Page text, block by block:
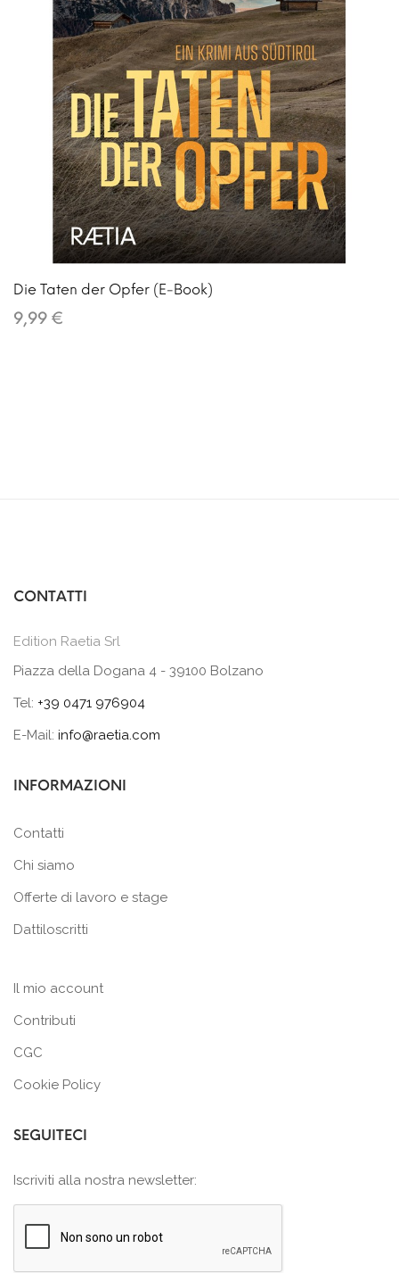
Die Taten der Opfer (E-Book)
9,99 €
CONTATTI
Edition Raetia Srl
Piazza della Dogana 4 - 39100 Bolzano
Tel: +39 0471 976904
E-Mail: info@raetia.com
INFORMAZIONI
Contatti
Chi siamo
Offerte di lavoro e stage
Dattiloscritti
Il mio account
Contributi
CGC
Cookie Policy
SEGUITECI
Iscriviti alla nostra newsletter: